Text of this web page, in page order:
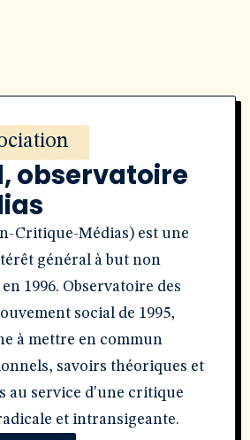
observatoire
Critique-Médias) est une
général à but non
1996. Observatoire des
social de 1995,
à mettre en commun
savoirs théoriques et
au service d'une critique
et intransigeante.